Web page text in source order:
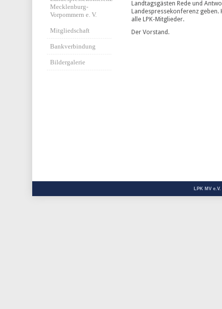
Mecklenburg-
Vorpommern e. V.
Mitgliedschaft
Bankverbindung
Bildergalerie
Landtagsgästen Rede und
Landespressekonferenz
alle LPK-Mitglieder.
Der Vorstand.
LPK MV e.V.